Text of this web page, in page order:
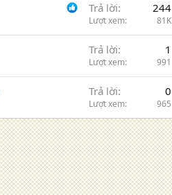
Trả lời 244
Lượt xem 81K
Trả lời 1
Lượt xem 991
Trả lời 0
Lượt xem 965